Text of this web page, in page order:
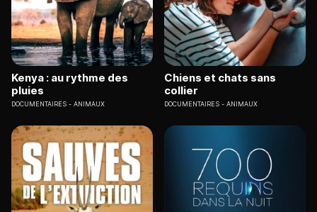
Kenya : au rythme des
pluies
DOCUMENTAIRES ANIMAUX
Chiens et chats sans
collier
DOCUMENTAIRES ANIMAUX